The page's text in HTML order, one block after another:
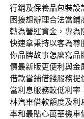
行銷及保養品包裝設
困擾想辦理合法當鋪
轉為營運資金，專為
快速拿秉持以客為尊
你品牌故事怎麼寫品
價最新版更便利與金
借款當鋪借錢服務提
當利息服務較低利
林汽車借款額度及利
率和最貼心萬華機車